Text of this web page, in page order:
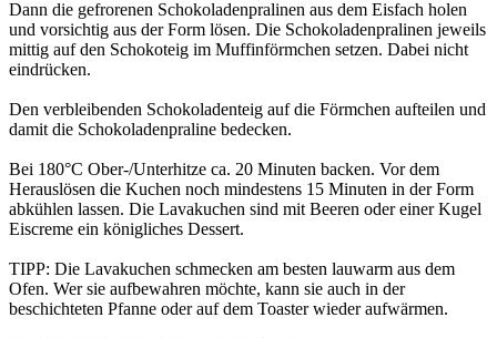
Dann die gefrorenen Schokoladenpralinen aus dem Eisfach holen
und vorsichtig aus der Form lösen. Die Schokoladenpralinen jeweils
mittig auf den Schokoteig im Muffinförmchen setzen. Dabei nicht
eindrücken.
Den verbleibenden Schokoladenteig auf die Förmchen aufteilen und
damit die Schokoladenpraline bedecken.
Bei 180°C Ober-/Unterhitze ca. 20 Minuten backen. Vor dem
Herauslösen die Kuchen noch mindestens 15 Minuten in der Form
abkühlen lassen. Die Lavakuchen sind mit Beeren oder einer Kugel
Eiscreme ein königliches Dessert.
TIPP: Die Lavakuchen schmecken am besten lauwarm aus dem
Ofen. Wer sie aufbewahren möchte, kann sie auch in der
beschichteten Pfanne oder auf dem Toaster wieder aufwärmen.